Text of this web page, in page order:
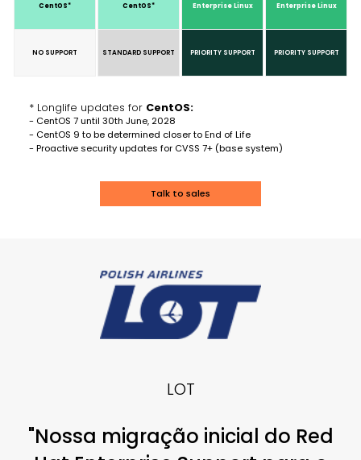
CentOS* CentOS* Enterprise Linux Enterprise Linux
NO SUPPORT STANDARD SUPPORT PRIORITY SUPPORT PRIORITY SUPPORT
* Longlife updates for CentOS:
- CentOS 7 until 30th June, 2028
- CentOS 9 to be determined closer to End of Life
- Proactive security updates for CVSS 7+ (base system)
Talk to sales
LOT
"Nossa migração inicial do Red